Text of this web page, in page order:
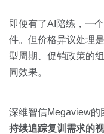
即便有了AI陪练，一
件。但价格异议处理
型周期、促销政策的
同效果。
深维智信Megaview的
持续追踪复训需求的